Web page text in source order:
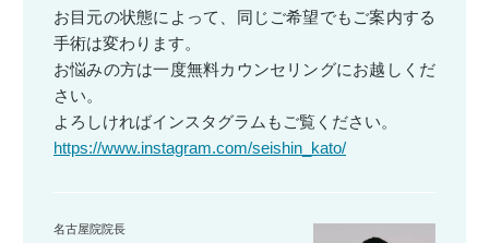
お目元の状態によって、同じご希望でもご案内する
手術は変わります。
お悩みの方は一度無料カウンセリングにお越しくだ
さい。
よろしければインスタグラムもご覧ください。
https://www.instagram.com/seishin_kato/
名古屋院院長